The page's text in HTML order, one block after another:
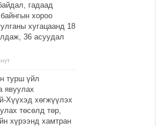
гадаад
хороо
хугацаанд 18
36 асуудал
турш үйл
явуулах
Хүүхэд хөгжүүлэх
төсөлд төр,
хүрээнд хамтран